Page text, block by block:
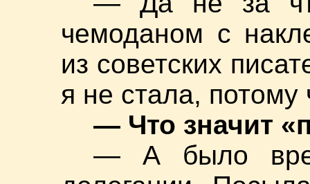
чемоданом с
из советских
я не стала, потому
— Что значит
— А было